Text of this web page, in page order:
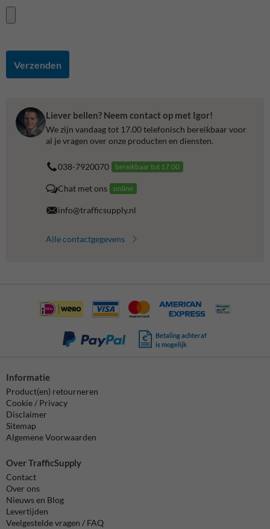
Verzenden
Liever bellen? Neem contact op met Igor!
We zijn vandaag tot 17.00 telefonisch bereikbaar voor
al je vragen over onze producten en diensten.
038-7920070 bereikbaar tot 17.00
Chat met ons online
info@trafficsupply.nl
Alle contactgegevens
Betaling achteraf
is mogelijk
Informatie
Product(en) retourneren
Cookie / Privacy
Disclaimer
Sitemap
Algemene Voorwaarden
Over TrafficSupply
Contact
Over ons
Nieuws en Blog
Levertijden
Veelgestelde vragen / FAQ